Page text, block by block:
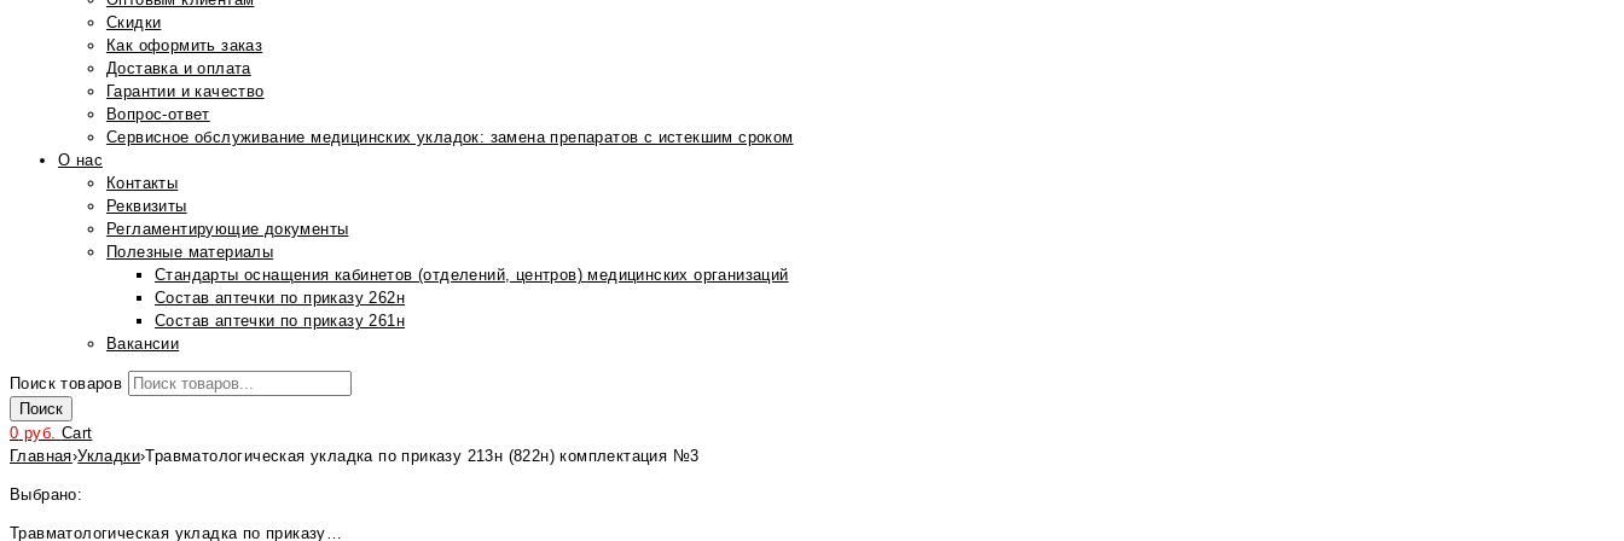
Скидки
Как оформить заказ
Доставка и оплата
Гарантии и качество
Вопрос-ответ
Сервисное обслуживание медицинских укладок: замена препаратов с истекшим сроком
О нас
Контакты
Реквизиты
Регламентирующие документы
Полезные материалы
Стандарты оснащения кабинетов (отделений, центров) медицинских организаций
Состав аптечки по приказу 262н
Состав аптечки по приказу 261н
Вакансии
Поиск товаров
Поиск
0 руб. Cart
Главная›Укладки›Травматологическая укладка по приказу 213н (822н) комплектация №3
Выбрано:
Травматологическая укладка по приказу…